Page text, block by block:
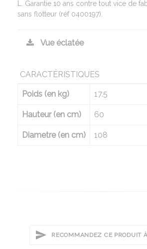
L. Garantie 10 ans contre tout vice de
sans flotteur (réf 0400197).
Vue éclatée
CARACTÉRISTIQUES
Poids (en kg) 17.5
Hauteur (en cm) 60
Diametre (en cm) 108
RECOMMANDEZ CE PRODUIT